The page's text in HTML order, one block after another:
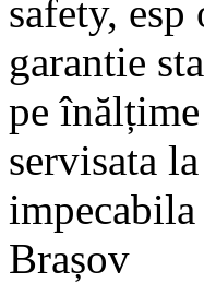
safety,
garantie
pe
servisata
Brașov